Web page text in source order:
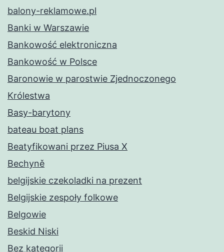
balony-reklamowe.pl
Banki w Warszawie
Bankowość elektroniczna
Bankowość w Polsce
Baronowie w parostwie Zjednoczonego
Królestwa
Basy-barytony
bateau boat plans
Beatyfikowani przez Piusa X
Bechyně
belgijskie czekoladki na prezent
Belgijskie zespoły folkowe
Belgowie
Beskid Niski
Bez kategorii